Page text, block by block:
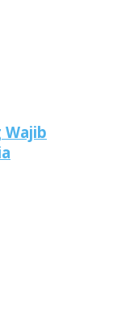
Wajib